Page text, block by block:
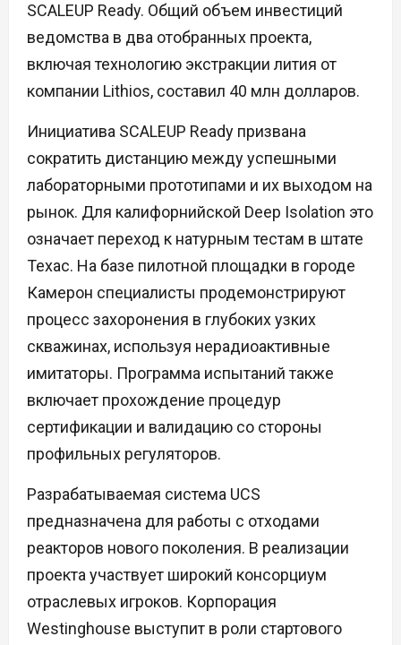
SCALEUP Ready. Общий объем инвестиций
ведомства в два отобранных проекта,
включая технологию экстракции лития от
компании Lithios, составил 40 млн долларов.
Инициатива SCALEUP Ready призвана
сократить дистанцию между успешными
лабораторными прототипами и их выходом на
рынок. Для калифорнийской Deep Isolation это
означает переход к натурным тестам в штате
Техас. На базе пилотной площадки в городе
Камерон специалисты продемонстрируют
процесс захоронения в глубоких узких
скважинах, используя нерадиоактивные
имитаторы. Программа испытаний также
включает прохождение процедур
сертификации и валидацию со стороны
профильных регуляторов.
Разрабатываемая система UCS
предназначена для работы с отходами
реакторов нового поколения. В реализации
проекта участвует широкий консорциум
отраслевых игроков. Корпорация
Westinghouse выступит в роли стартового